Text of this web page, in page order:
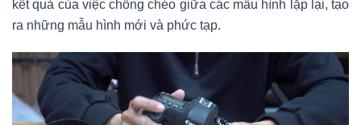
kết quả của việc chồng chéo giữa các mẫu hình lặp lại, tạo
ra những mẫu hình mới và phức tạp.